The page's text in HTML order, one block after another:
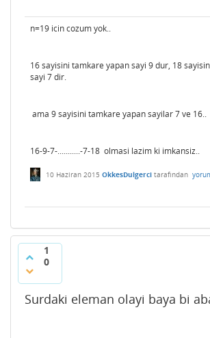
n=19 icin cozum yok..
16 sayisini tamkare yapan sayi 9 dur, 18
sayi 7 dir.
ama 9 sayisini tamkare yapan sayilar 7 ve 16..
16-9-7-...........-7-18 olmasi lazim ki imkansiz..
10 Haziran 2015 OkkesDulgerci tarafından
1
0
Surdaki eleman olayi baya bi